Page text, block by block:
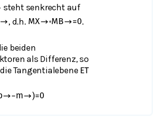
steht senkrecht auf
→, d.h. MX→∘M B→=0.
beiden
als Differenz, so
Tangentialebene ET
→−m→ )=0